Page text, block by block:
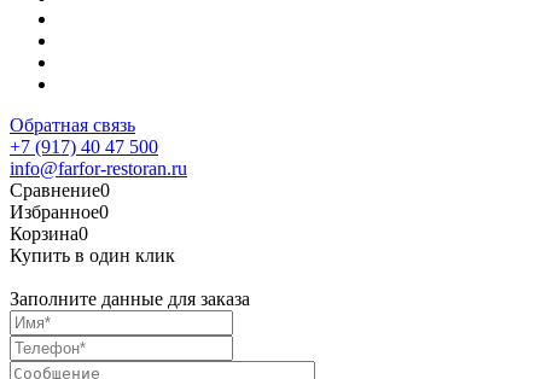
Обратная связь
+7 (917) 40 47 500
info@farfor-restoran.ru
Сравнение0
Избранное0
Корзина0
Купить в один клик
Заполните данные для заказа